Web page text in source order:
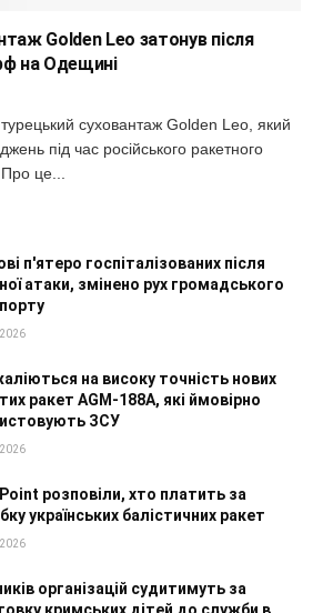
Golden Leo затонув після
на Одещині
суховантаж Golden Leo, який
під час російського ракетного
це...
п'ятеро госпіталізованих після
атаки, змінено рух громадського
на високу точність нових
ракет AGM-188A, які ймовірно
ЗСУ
розповіли, хто платить за
українських балістичних ракет
організацій судитимуть за
кримських дітей до служби в